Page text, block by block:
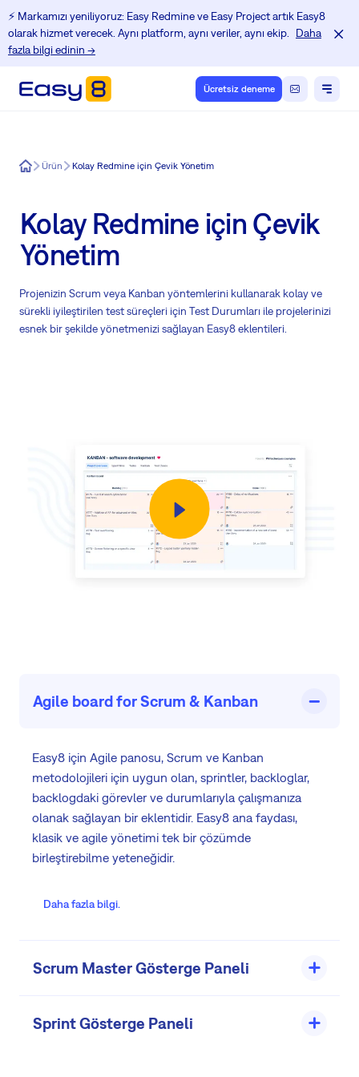
⚡️ Markamızı yeniliyoruz: Easy Redmine ve Easy Project artık Easy8
olarak hizmet verecek. Aynı platform, aynı veriler, aynı ekip.
Daha
fazla bilgi edinin →
Ücretsiz deneme
Easy8Ürün Kolay Redmine için Çevik Yönetim
Kolay Redmine için Çevik
Yönetim
Projenizin Scrum veya Kanban yöntemlerini kullanarak kolay ve
sürekli iyileştirilen test süreçleri için Test Durumları ile projelerinizi
esnek bir şekilde yönetmenizi sağlayan Easy8 eklentileri.
Agile board for Scrum & Kanban
Easy8 için Agile panosu, Scrum ve Kanban
metodolojileri için uygun olan, sprintler, backloglar,
backlogdaki görevler ve durumlarıyla çalışmanıza
olanak sağlayan bir eklentidir. Easy8 ana faydası,
klasik ve agile yönetimi tek bir çözümde
birleştirebilme yeteneğidir.
Daha fazla bilgi.
Scrum Master Gösterge Paneli
Bir Scrum master rolü için uygun önceden
Sprint Gösterge Paneli